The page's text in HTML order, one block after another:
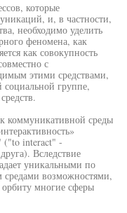
которые
и, в частности,
необходимо уделить
феномена, как
как совокупность
с
этими средствами,
социальной группе,
коммуникативной среды
("to interact" -
Вследствие
уникальными по
возможностями,
многие сферы